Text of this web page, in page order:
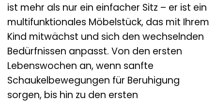
ist mehr als nur ein einfacher Sitz – er ist ein
multifunktionales Möbelstück, das mit Ihrem
Kind mitwächst und sich den wechselnden
Bedürfnissen anpasst. Von den ersten
Lebenswochen an, wenn sanfte
Schaukelbewegungen für Beruhigung
sorgen, bis hin zu den ersten